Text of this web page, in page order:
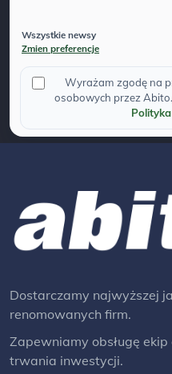
Wszystkie newsy
Zmien preferencje
Wyrażam zgodę na
osobowych przez
Dostarczamy najwyższej
renomowanych firm.
Zapewniamy obsługę ekip
trwania inwestycji.